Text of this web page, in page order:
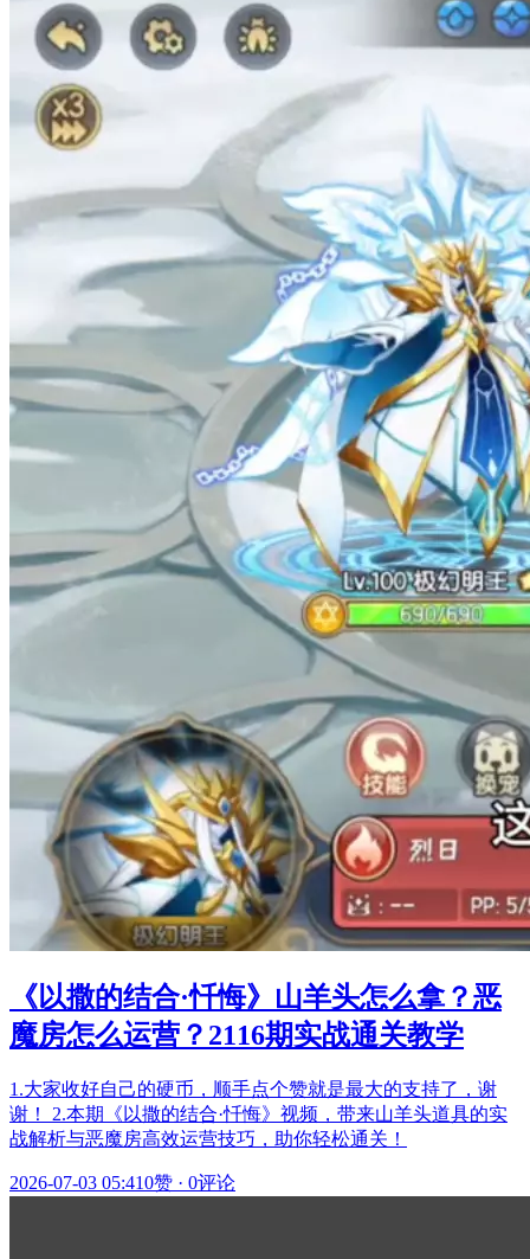
《以撒的结合·忏悔》山羊头怎么拿？恶
魔房怎么运营？2116期实战通关教学
1.大家收好自己的硬币，顺手点个赞就是最大的支持了，谢
谢！ 2.本期《以撒的结合·忏悔》视频，带来山羊头道具的实
战解析与恶魔房高效运营技巧，助你轻松通关！
2026-07-03 05:410赞 · 0评论